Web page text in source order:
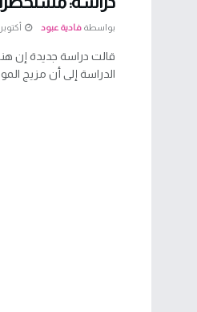
بواسطة فادية عبود أكتوبر 12, 2025
قالت دراسة جديدة إن
الدراسة إلى أن مزيج